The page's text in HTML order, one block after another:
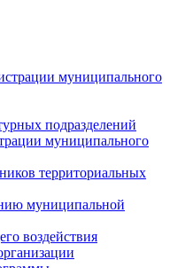
муниципального
подразделений
муниципального
территориальных
муниципальной
воздействия